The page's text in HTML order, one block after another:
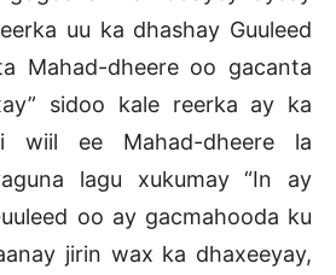
uu ka dhashay Guuleed
Mahad-dheere oo gacanta
sidoo kale reerka ay ka
wiil ee Mahad-dheere la
lagu xukumay “In ay
oo ay gacmahooda ku
jirin wax ka dhaxeeyay,